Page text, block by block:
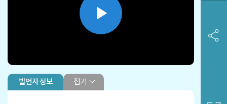
Play
Video
발언자 정보 접기